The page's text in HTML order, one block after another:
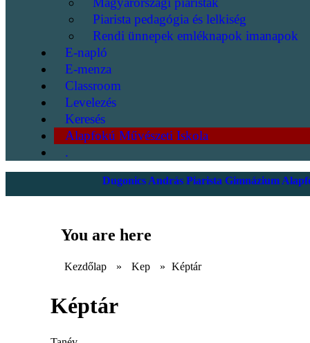
Piarista pedagógia és lelkiség
Rendi ünnepek emléknapok imanapok
E-napló
E-menza
Classroom
Levelezés
Keresés
Alapfokú Művészeti Iskola
.
Dugonics András Piarista Gimnázium
You are here
Kezdőlap » Kep » Képtár
Képtár